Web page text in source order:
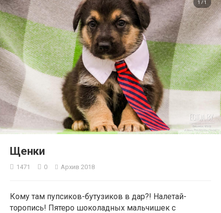
1 / 1
Щенки
1471 0 Архив 2018
Кому там пупсиков-бутузиков в дар?! Налетай-
торопись! Пятеро шоколадных мальчишек с